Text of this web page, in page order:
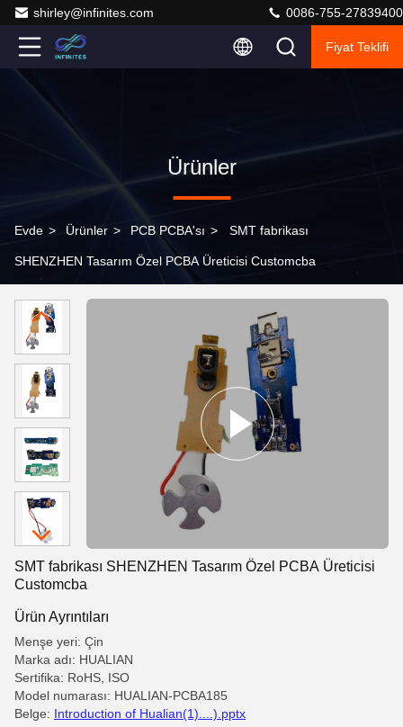
shirley@infinites.com 0086-755-27839400
Fiyat Teklifi
Ürünler
Evde > Ürünler > PCB PCBA'sı > SMT fabrikası
SHENZHEN Tasarım Özel PCBA Üreticisi Customcba
SMT fabrikası SHENZHEN Tasarım Özel PCBA Üreticisi
Customcba
Ürün Ayrıntıları
Menşe yeri: Çin
Marka adı: HUALIAN
Sertifika: RoHS, ISO
Model numarası: HUALIAN-PCBA185
Belge: Introduction of Hualian(1)....).pptx